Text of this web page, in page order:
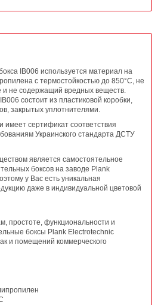
IB006 используется материал на
с термостойкостью до 850°С, не
не содержащий вредных веществ.
состоит из пластиковой коробки,
закрытых уплотнителями.
имеет сертификат соответствия
Украинского стандарта ДСТУ
является самостоятельное
боксов на заводе Plank
у Вас есть уникальная
даже в индивидуальной цветовой
простоте, функциональности и
боксы Plank Electrotechnic
и помещений коммерческого